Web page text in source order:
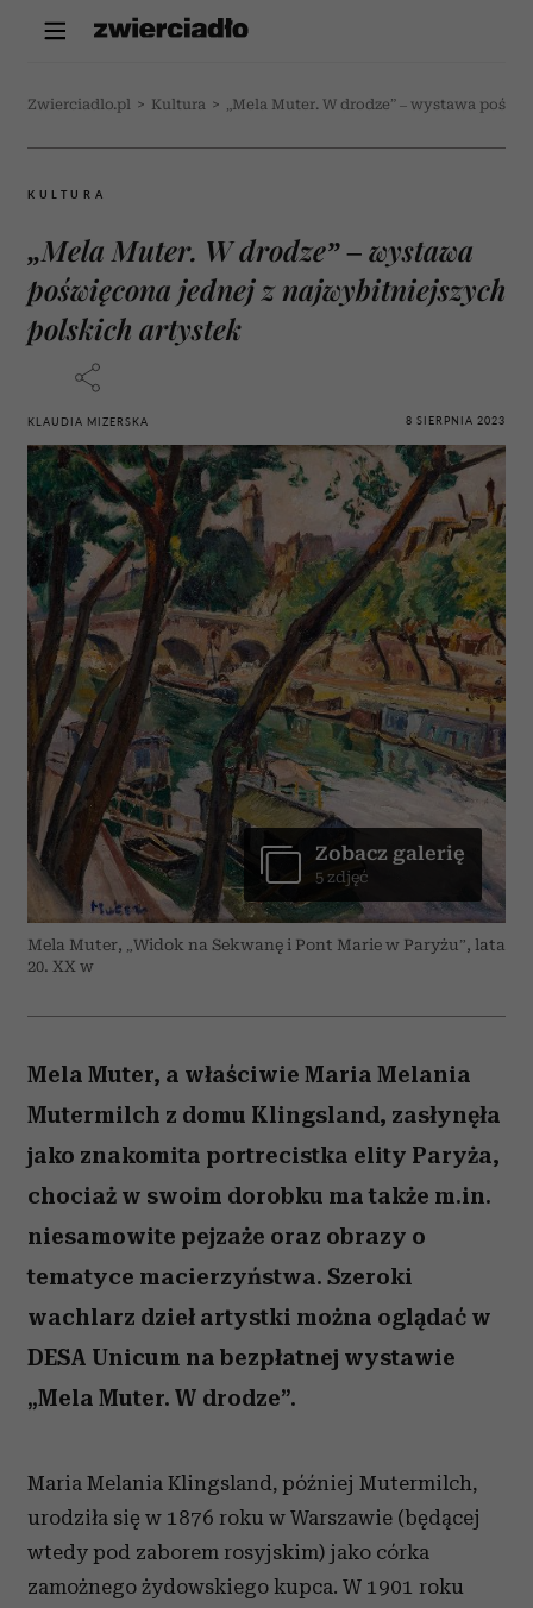
Zwierciadlo.pl > Kultura > „Mela Muter. W drodze” – wystawa
KULTURA
„Mela Muter. W drodze” – wystawa
poświęcona jednej z najwybitniejszych
polskich artystek
KLAUDIA MIZERSKA 8 SIERPNIA 2023
Mela Muter, „Widok na Sekwanę i Pont Marie w Paryżu”, lata
20. XX w
Zobacz galerię
5 zdjęć
Mela Muter, a właściwie Maria Melania
Mutermilch z domu Klingsland, zasłynęła
jako znakomita portrecistka elity Paryża,
chociaż w swoim dorobku ma także m.in.
niesamowite pejzaże oraz obrazy o
tematyce macierzyństwa. Szeroki
wachlarz dzieł artystki można oglądać w
DESA Unicum na bezpłatnej wystawie
„Mela Muter. W drodze”.
Maria Melania Klingsland, później Mutermilch,
urodziła się w 1876 roku w Warszawie (będącej
wtedy pod zaborem rosyjskim) jako córka
zamożnego żydowskiego kupca. W 1901 roku